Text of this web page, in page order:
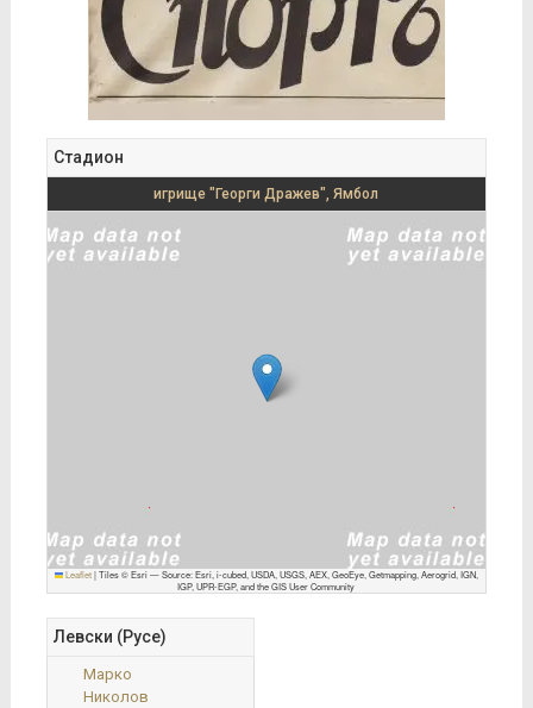
Стадион
игрище "Георги Дражев", Ямбол
Leaflet |Tiles © Esri — Source: Esri, i-cubed, USDA, USGS, AEX, GeoEye, Getmapping, Aerogrid, IGN,
IGP, UPR-EGP, and the GIS User Community
Левски (Русе)
Марко
Николов